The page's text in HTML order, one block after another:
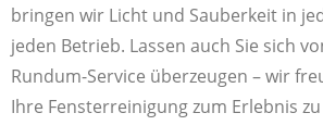
bringen wir Licht und Sauberkeit in
jeden Betrieb. Lassen auch Sie sich
Rundum-Service überzeugen – wir
Ihre Fensterreinigung zum Erlebnis